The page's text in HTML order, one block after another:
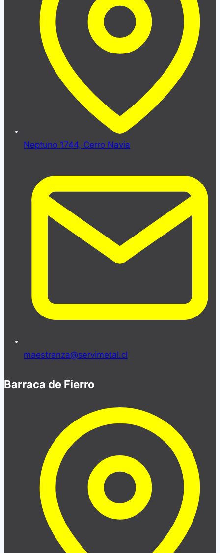
Neptuno 1744, Cerro Navia
maestranza@servimetal.cl
Barraca de Fierro